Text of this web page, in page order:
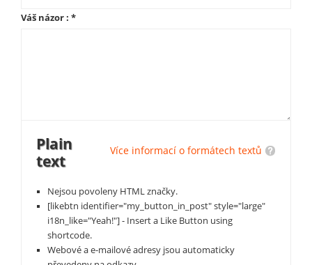
Váš názor : *
Více informací o formátech textů
Plain
text
Nejsou povoleny HTML značky.
[likebtn identifier="my_button_in_post" style="large"
i18n_like="Yeah!"] - Insert a Like Button using
shortcode.
Webové a e-mailové adresy jsou automaticky